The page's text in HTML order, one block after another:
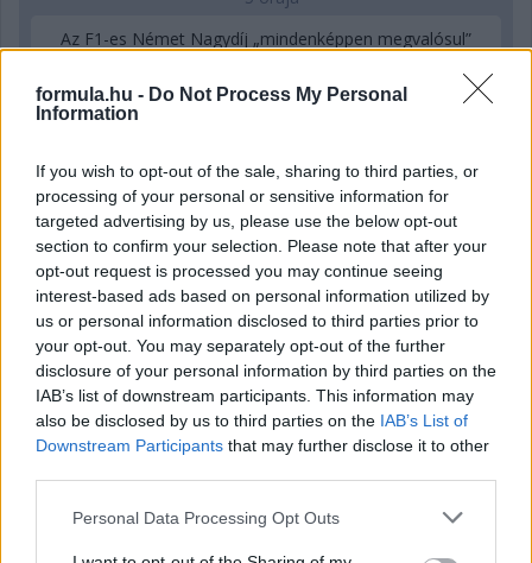
formula.hu - Do Not Process My Personal
Information
If you wish to opt-out of the sale, sharing to third parties, or
processing of your personal or sensitive information for
targeted advertising by us, please use the below opt-out
section to confirm your selection. Please note that after your
opt-out request is processed you may continue seeing
interest-based ads based on personal information utilized by
us or personal information disclosed to third parties prior to
your opt-out. You may separately opt-out of the further
disclosure of your personal information by third parties on the
IAB’s list of downstream participants. This information may
also be disclosed by us to third parties on the IAB’s List of
Downstream Participants that may further disclose it to other
Please note that this website/app uses one or more Google
Personal Data Processing Opt Outs
Az F1-es Német Nagydíj „mindenképpen megvalósul”
9 órája